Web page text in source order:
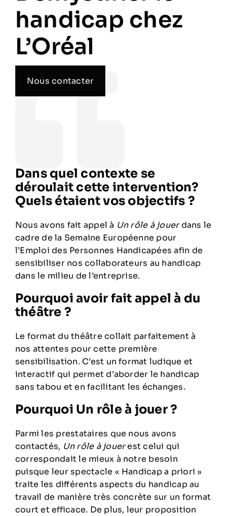
handicap chez
L’Oréal
Nous contacter
Dans quel contexte se
déroulait cette intervention?
Quels étaient vos objectifs ?
Nous avons fait appel à Un rôle à jouerdans le
cadre de la Semaine Européenne pour
l’Emploi des Personnes Handicapées afin de
sensibiliser nos collaborateurs au handicap
dans le milieu de l’entreprise.
Pourquoi avoir fait appel à du
théâtre ?
Le format du théâtre collait parfaitement à
nos attentes pour cette première
sensibilisation. C’est un format ludique et
interactif qui permet d’aborder le handicap
sans tabou et en facilitant les échanges.
Pourquoi Un rôle à jouer ?
Parmi les prestataires que nous avons
contactés, Un rôle à jouerest celui qui
correspondait le mieux à notre besoin
puisque leur spectacle « Handicap a priori »
traite les différents aspects du handicap au
travail de manière très concrète sur un format
court et efficace. De plus, leur proposition